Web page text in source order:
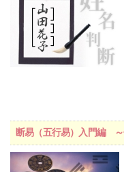
断易（五行易）入門編